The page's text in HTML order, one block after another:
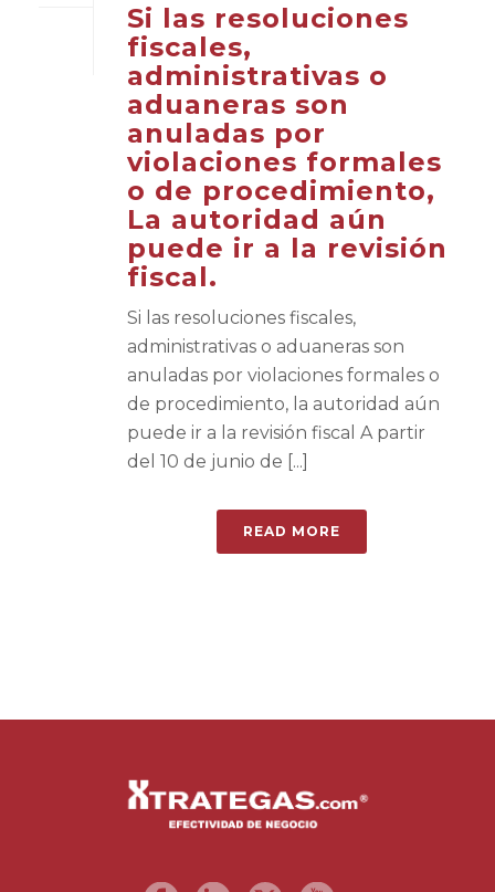
Si las resoluciones
fiscales,
administrativas o
aduaneras son
anuladas por
violaciones formales
o de procedimiento,
La autoridad aún
puede ir a la revisión
fiscal.
Si las resoluciones fiscales,
administrativas o aduaneras son
anuladas por violaciones formales o
de procedimiento, la autoridad aún
puede ir a la revisión fiscal A partir
del 10 de junio de [...]
READ MORE